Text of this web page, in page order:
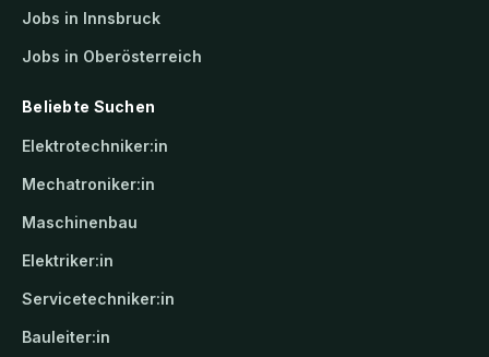
Jobs in Innsbruck
Jobs in Oberösterreich
Beliebte Suchen
Elektrotechniker:in
Mechatroniker:in
Maschinenbau
Elektriker:in
Servicetechniker:in
Bauleiter:in